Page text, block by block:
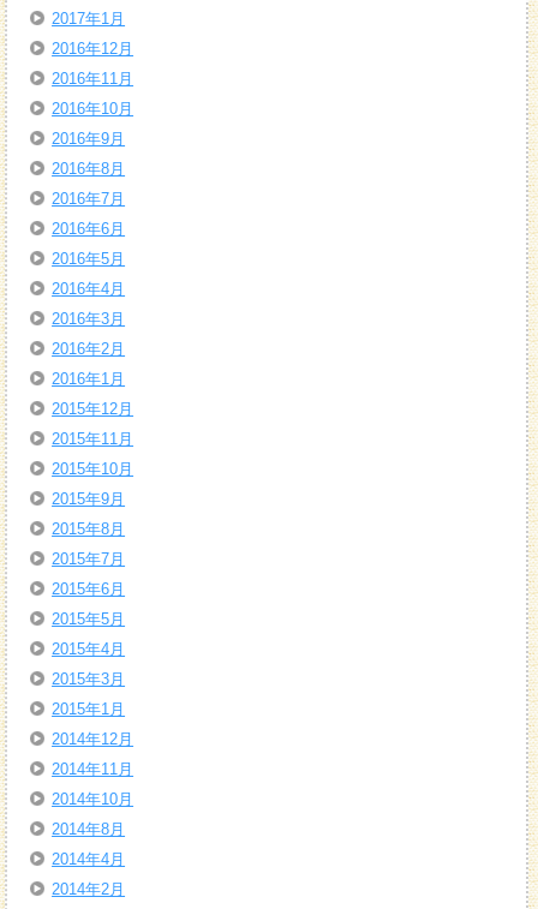
2017年1月
2016年12月
2016年11月
2016年10月
2016年9月
2016年8月
2016年7月
2016年6月
2016年5月
2016年4月
2016年3月
2016年2月
2016年1月
2015年12月
2015年11月
2015年10月
2015年9月
2015年8月
2015年7月
2015年6月
2015年5月
2015年4月
2015年3月
2015年1月
2014年12月
2014年11月
2014年10月
2014年8月
2014年4月
2014年2月